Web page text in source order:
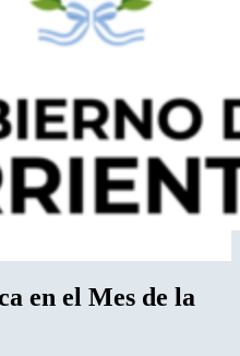
en el Mes de la